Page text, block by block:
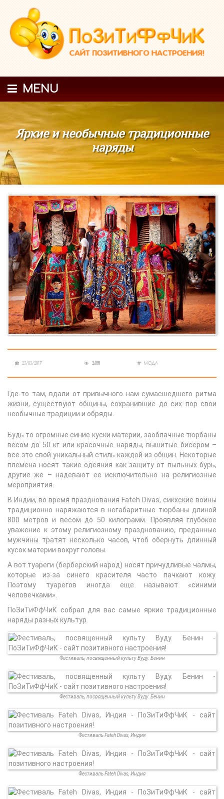
MENU
Яркие и необычные традиционные
наряды
23/03/2017 2685 МОДА
Где-то там, вдали от привычного нам сумасшедшего ритма
жизни, существуют общины, сохранившие до сих пор свои
необычные традиции и обряды.
Будь то огромные синие куски материи, заоблачные тюрбаны
весом до 50 кг или красочные наряды, вышитые бисером –
все это свой уникальный стиль каждой из общин. Некоторые
племена носят такие одеяния как защиту от пыльных бурь,
другие же – надевают ее исключительно на религиозные
мероприятия.
В Индии, во время празднования Fateh Divas, сикхские воины
традиционно наряжаются в негабаритные тюрбаны длиной
800 метров и весом до 50 килограмм. Проявляя глубокое
уважение к этому религиозному празднованию, преданные
мужчины тратят несколько часов, чтоб обернуть длинный
кусок материи вокруг головы.
А вот туареги (берберский народ) носят причудливые чалмы,
которые из-за синего красителя часто пачкают кожу.
Поэтому туарегов иногда еще называют «синими
человечками».
ПоЗиТиФфЧиК собрал для вас самые яркие традиционные
наряды разных культур.
Фестиваль, посвященный культу Вуду. Бенин
Фестиваль, посвященный культу Вуду. Бенин
Фестиваль Fateh Divas, Индия
Фестиваль Fateh Divas, Индия